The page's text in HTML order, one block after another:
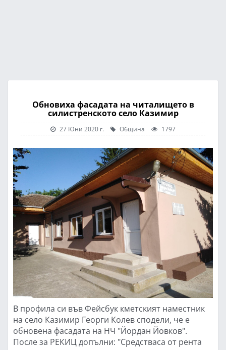
Обновиха фасадата на читалището в
силистренското село Казимир
27 Юни 2020 г. Община 1797
В профила си във Фейсбук кметският наместник
на село Казимир Георги Колев сподели, че е
обновена фасадата на НЧ "Йордан Йовков".
После за РЕКИЦ допълни: "Средстваса от рента